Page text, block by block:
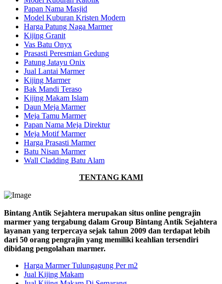
Papan Nama Masjid
Model Kuburan Kristen Modern
Harga Patung Naga Marmer
Kijing Granit
Vas Batu Onyx
Prasasti Peresmian Gedung
Patung Jatayu Onix
Jual Lantai Marmer
Kijing Marmer
Bak Mandi Teraso
Kijing Makam Islam
Daun Meja Marmer
Meja Tamu Marmer
Papan Nama Meja Direktur
Meja Motif Marmer
Harga Prasasti Marmer
Batu Nisan Marmer
Wall Cladding Batu Alam
TENTANG KAMI
Bintang Antik Sejahtera merupakan situs online pengrajin
marmer yang tergabung dalam Group Bintang Antik Sejahtera
layanan yang terpercaya sejak tahun 2009 dan terdapat lebih
dari 50 orang pengrajin yang memiliki keahlian tersendiri
dibidang pengolahan marmer.
Harga Marmer Tulungagung Per m2
Jual Kijing Makam